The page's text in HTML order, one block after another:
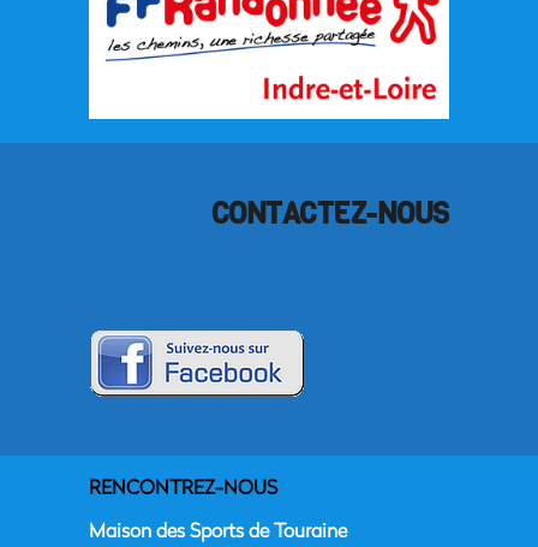
CONTACTEZ-NOUS
RENCONTREZ-NOUS
Maison des Sports de Touraine